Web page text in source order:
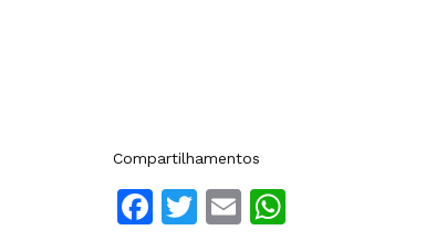
Compartilhamentos
Facebook
Twitter
Email